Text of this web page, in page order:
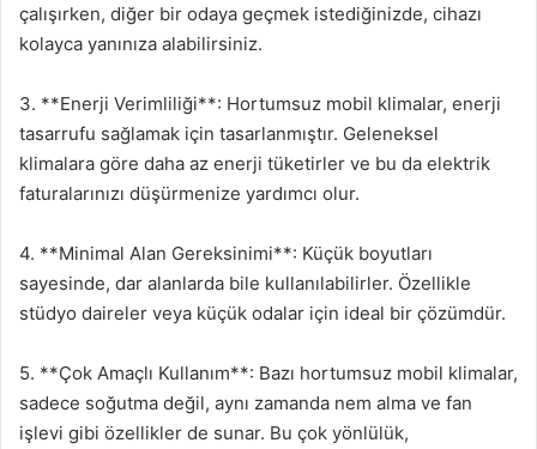
çalışırken, diğer bir odaya geçmek istediğinizde, cihazı
kolayca yanınıza alabilirsiniz.
3. **Enerji Verimliliği**: Hortumsuz mobil klimalar, enerji
tasarrufu sağlamak için tasarlanmıştır. Geleneksel
klimalara göre daha az enerji tüketirler ve bu da elektrik
faturalarınızı düşürmenize yardımcı olur.
4. **Minimal Alan Gereksinimi**: Küçük boyutları
sayesinde, dar alanlarda bile kullanılabilirler. Özellikle
stüdyo daireler veya küçük odalar için ideal bir çözümdür.
5. **Çok Amaçlı Kullanım**: Bazı hortumsuz mobil klimalar,
sadece soğutma değil, aynı zamanda nem alma ve fan
işlevi gibi özellikler de sunar. Bu çok yönlülük,